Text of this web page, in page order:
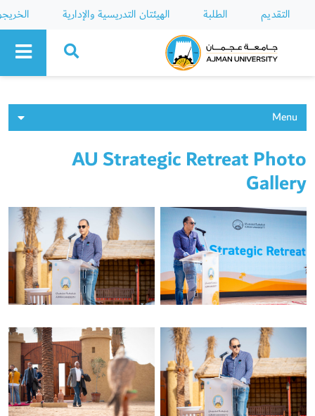
التقديم الطلبة الهيئتان التدريسية والإدارية
Ajman University
Menu
AU Strategic Retreat Photo
Gallery